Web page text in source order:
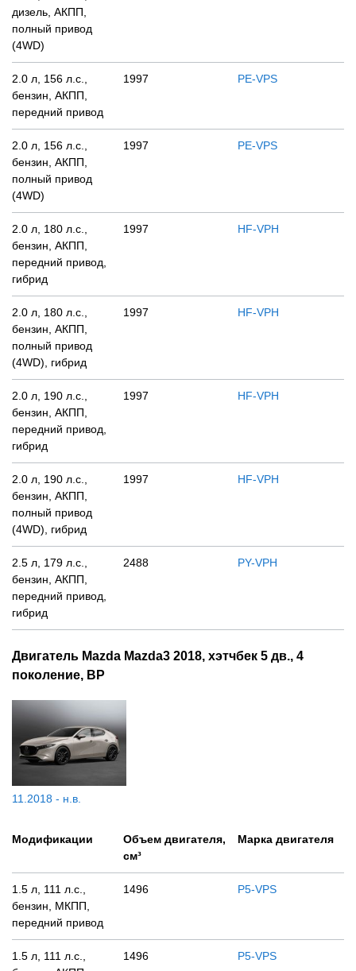
дизель, АКПП,
полный привод
(4WD)
2.0 л, 156 л.с.,
бензин, АКПП,
передний привод
1997 PE-VPS
2.0 л, 156 л.с.,
бензин, АКПП,
полный привод
(4WD)
1997 PE-VPS
2.0 л, 180 л.с.,
бензин, АКПП,
передний привод,
гибрид
1997 HF-VPH
2.0 л, 180 л.с.,
бензин, АКПП,
полный привод
(4WD), гибрид
1997 HF-VPH
2.0 л, 190 л.с.,
бензин, АКПП,
передний привод,
гибрид
1997 HF-VPH
2.0 л, 190 л.с.,
бензин, АКПП,
полный привод
(4WD), гибрид
1997 HF-VPH
2.5 л, 179 л.с.,
бензин, АКПП,
передний привод,
гибрид
2488 PY-VPH
Двигатель Mazda Mazda3 2018, хэтчбек 5 дв., 4
поколение, BP
11.2018 - н.в.
Модификации
Объем двигателя,
см³
Марка двигателя
1.5 л, 111 л.с.,
бензин, МКПП,
передний привод
1496 P5-VPS
1.5 л, 111 л.с.,
1496 P5-VPS